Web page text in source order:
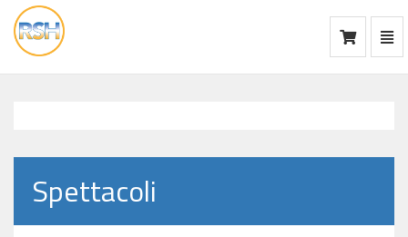
vai
alla
Spettacoli